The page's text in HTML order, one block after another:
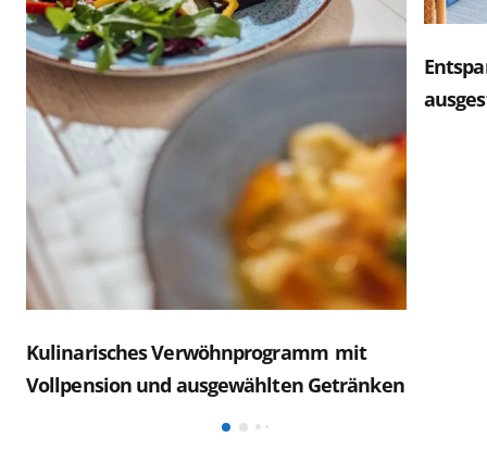
Kulinarisches Verwöhnprogramm mit
Vollpension und ausgewählten Getränken